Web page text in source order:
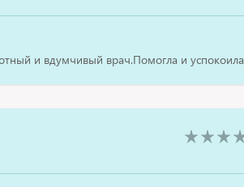
и вдумчивый врач.Помогла и успокоила